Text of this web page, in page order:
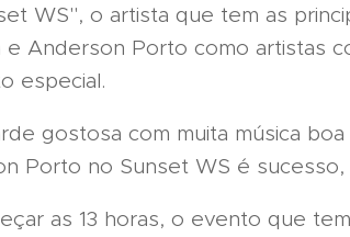
WS", o artista que tem as
e Anderson Porto como artistas
especial.
gostosa com muita música boa
Porto no Sunset WS é sucesso,
as 13 horas, o evento que